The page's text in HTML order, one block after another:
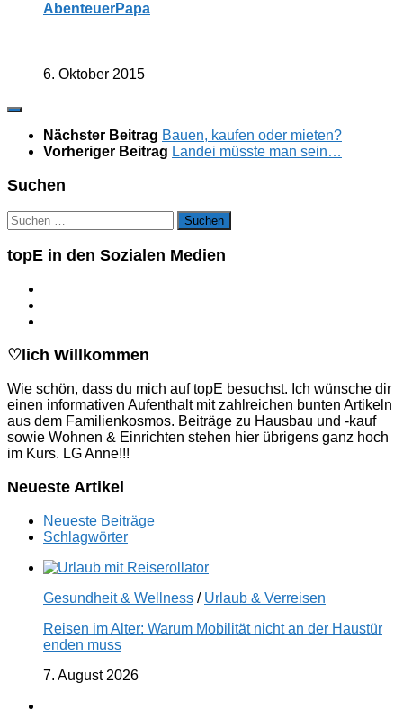
AbenteuerPapa
6. Oktober 2015
Nächster Beitrag Bauen, kaufen oder mieten?
Vorheriger Beitrag Landei müsste man sein…
Suchen
Suchen
nach:
topE in den Sozialen Medien
♡lich Willkommen
Wie schön, dass du mich auf topE besuchst. Ich wünsche dir
einen informativen Aufenthalt mit zahlreichen bunten Artikeln
aus dem Familienkosmos. Beiträge zu Hausbau und -kauf
sowie Wohnen & Einrichten stehen hier übrigens ganz hoch
im Kurs. LG Anne!!!
Neueste Artikel
Neueste Beiträge
Schlagwörter
Gesundheit & Wellness / Urlaub & Verreisen
Reisen im Alter: Warum Mobilität nicht an der Haustür
enden muss
7. August 2026